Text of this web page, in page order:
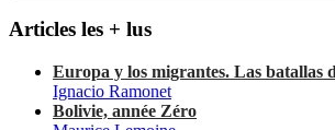
Articles les + lus
Europa y los migrantes. Las batallas
Ignacio Ramonet
Bolivie, année Zéro